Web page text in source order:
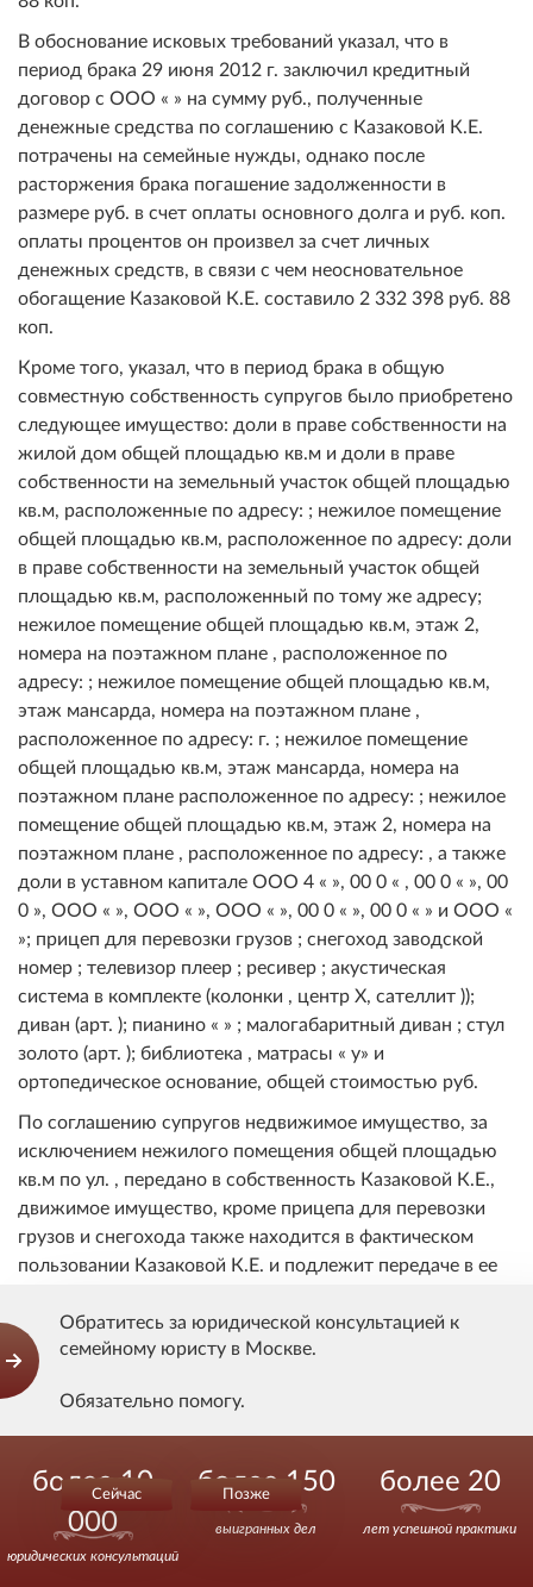
В обоснование исковых требований указал, что в
период брака 29 июня 2012 г. заключил кредитный
договор с ООО « » на сумму руб., полученные
денежные средства по соглашению с Казаковой К.Е.
потрачены на семейные нужды, однако после
расторжения брака погашение задолженности в
размере руб. в счет оплаты основного долга и руб. коп.
оплаты процентов он произвел за счет личных
денежных средств, в связи с чем неосновательное
обогащение Казаковой К.Е. составило 2 332 398 руб. 88
коп.
Кроме того, указал, что в период брака в общую
совместную собственность супругов было приобретено
следующее имущество: доли в праве собственности на
жилой дом общей площадью кв.м и доли в праве
собственности на земельный участок общей площадью
кв.м, расположенные по адресу: ; нежилое помещение
общей площадью кв.м, расположенное по адресу: доли
в праве собственности на земельный участок общей
площадью кв.м, расположенный по тому же адресу;
нежилое помещение общей площадью кв.м, этаж 2,
номера на поэтажном плане , расположенное по
адресу: ; нежилое помещение общей площадью кв.м,
этаж мансарда, номера на поэтажном плане ,
расположенное по адресу: г. ; нежилое помещение
общей площадью кв.м, этаж мансарда, номера на
поэтажном плане расположенное по адресу: ; нежилое
помещение общей площадью кв.м, этаж 2, номера на
поэтажном плане , расположенное по адресу: , а также
доли в уставном капитале ООО 4 « », 00 0 « , 00 0 « », 00
0 », ООО « », ООО « », ООО « », 00 0 « », 00 0 « » и ООО «
»; прицеп для перевозки грузов ; снегоход заводской
номер ; телевизор плеер ; ресивер ; акустическая
система в комплекте (колонки , центр Х, сателлит ));
диван (арт. ); пианино « » ; малогабаритный диван ; стул
золото (арт. ); библиотека , матрасы « у» и
ортопедическое основание, общей стоимостью руб.
По соглашению супругов недвижимое имущество, за
исключением нежилого помещения общей площадью
кв.м по ул. , передано в собственность Казаковой К.Е.,
движимое имущество, кроме прицепа для перевозки
грузов и снегохода также находится в фактическом
пользовании Казаковой К.Е. и подлежит передаче в ее
Полагал, что при разделе имущества в собственность
Казакова Р.В. должны быть переданы прицеп для
перевозки грузов и снегоход, находящиеся в его
фактическом пользовании, а также доли в уставном
100 %, нежилое помещение общей площадью кв.м,
этаж 2, номера на поэтажном плане - , расположенное
по адресу: , которое используется им путем
предоставления в аренду ООО », ООО », ООО « », ООО
Обратитесь за юридической консультацией к
семейному юристу в Москве.
Обязательно помогу.
Сейчас Позже
более 10
000
юридических консультаций
более 150
выигранных дел
более 20
лет успешной практики